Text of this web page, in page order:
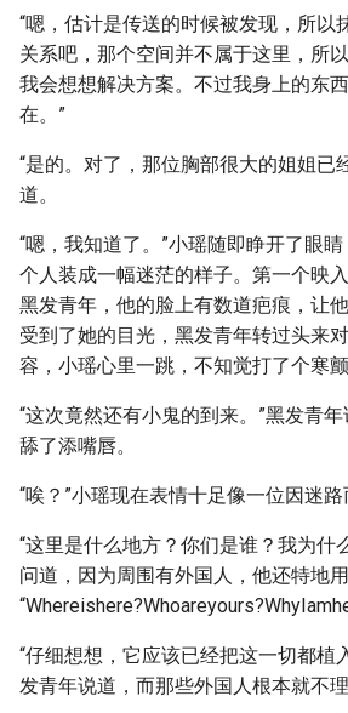
“嗯，估计是传送的时候被发现，所以
关系吧，那个空间并不属于这里，所
我会想想解决方案。不过我身上的东
在。”
“是的。对了，那位胸部很大的姐姐已
道。
“嗯，我知道了。”小瑶随即睁开了眼
个人装成一幅迷茫的样子。第一个映
黑发青年，他的脸上有数道疤痕，让
受到了她的目光，黑发青年转过头来
容，小瑶心里一跳，不知觉打了个寒颤
“这次竟然还有小鬼的到来。”黑发青
舔了添嘴唇。
“唉？”小瑶现在表情十足像一位因迷路
“这里是什么地方？你们是谁？我为什
问道，因为周围有外国人，他还特地用
“仔细想想，它应该已经把这一切都植
发青年说道，而那些外国人根本就不理